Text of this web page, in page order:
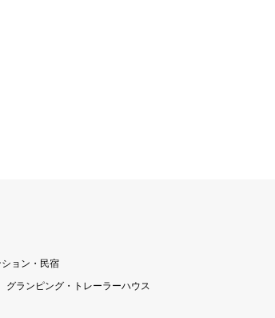
ョン・民宿
グランピング・トレーラーハウス